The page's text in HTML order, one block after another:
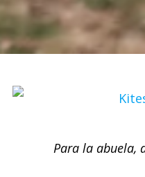
Para la abuela,